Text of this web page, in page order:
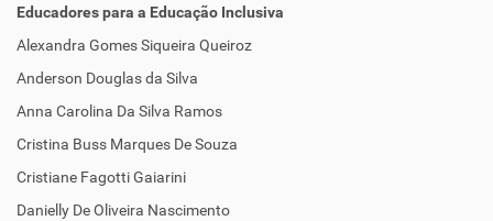
Educadores para a Educação Inclusiva
Alexandra Gomes Siqueira Queiroz
Anderson Douglas da Silva
Anna Carolina Da Silva Ramos
Cristina Buss Marques De Souza
Cristiane Fagotti Gaiarini
Danielly De Oliveira Nascimento